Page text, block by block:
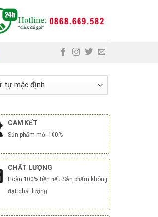
CAM KẾT
Sản phẩm mới 100%
CHẤT LƯỢNG
Hoàn 100% tiền nếu Sản phẩm không
đạt chất lượng